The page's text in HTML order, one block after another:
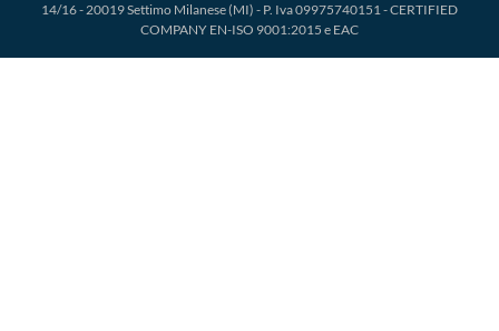
14/16 - 20019 Settimo Milanese (MI) - P. Iva 09975740151 - CERTIFIED
COMPANY EN-ISO 9001:2015 e EAC